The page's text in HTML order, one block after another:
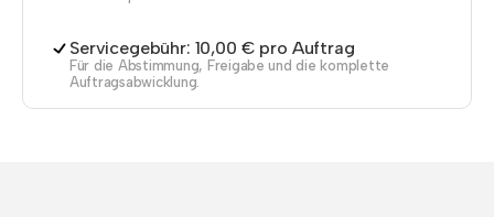
Servicegebühr: 10,00 € pro Auftrag
Für die Abstimmung, Freigabe und die komplette
Auftragsabwicklung.